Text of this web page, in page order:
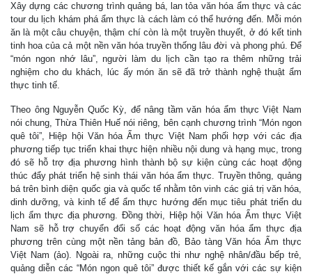
Xây dựng các chương trình quảng bá, lan tỏa văn hóa ẩm thực và các
tour du lịch khám phá ẩm thực là cách làm có thể hướng đến. Mỗi món
ăn là một câu chuyện, thậm chí còn là một truyền thuyết, ở đó kết tinh
tinh hoa của cả một nền văn hóa truyền thống lâu đời và phong phú. Để
“món ngon nhớ lâu”, người làm du lịch cần tạo ra thêm những trải
nghiệm cho du khách, lúc ấy món ăn sẽ đã trở thành nghệ thuật ẩm
thực tinh tế.
Theo ông Nguyễn Quốc Kỳ, để nâng tầm văn hóa ẩm thực Việt Nam
nói chung, Thừa Thiên Huế nói riêng, bên cạnh chương trình “Món ngon
quê tôi”, Hiệp hội Văn hóa Ẩm thực Việt Nam phối hợp với các địa
phương tiếp tục triển khai thực hiện nhiều nội dung và hạng mục, trong
đó sẽ hỗ trợ địa phương hình thành bộ sự kiện cùng các hoạt động
thúc đẩy phát triển hệ sinh thái văn hóa ẩm thực. Truyền thông, quảng
bá trên bình diện quốc gia và quốc tế nhằm tôn vinh các giá trị văn hóa,
dinh dưỡng, và kinh tế để ẩm thực hướng đến mục tiêu phát triển du
lịch ẩm thực địa phương. Đồng thời, Hiệp hội Văn hóa Ẩm thực Việt
Nam sẽ hỗ trợ chuyển đổi số các hoạt động văn hóa ẩm thực địa
phương trên cùng một nền tảng bản đồ, Bảo tàng Văn hóa Ẩm thực
Việt Nam (ảo). Ngoài ra, những cuộc thi như nghệ nhân/đầu bếp trẻ,
quảng diễn các “Món ngon quê tôi” được thiết kế gắn với các sự kiện